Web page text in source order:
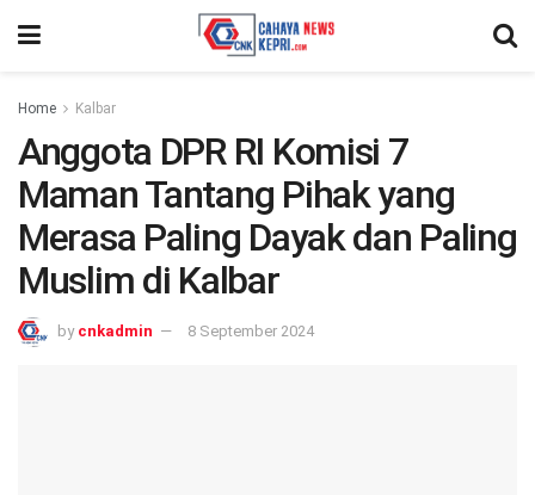
Home Kalbar
Anggota DPR RI Komisi 7
Maman Tantang Pihak yang
Merasa Paling Dayak dan Paling
Muslim di Kalbar
by cnkadmin 8 September 2024